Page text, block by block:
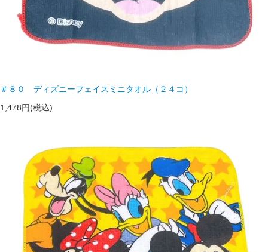
＃８０ ディズニーフェイスミニタオル（２４コ）
1,478円(税込)